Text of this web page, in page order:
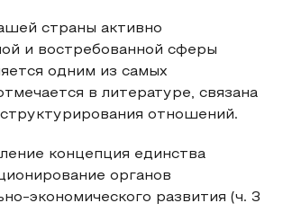
страны активно
и востребованной сферы
одним из самых
в литературе, связана
отношений.
концепция единства
органов
экономического развития (ч. 3